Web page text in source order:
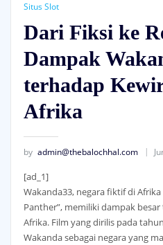
Situs Slot
Dari Fiksi ke
Dampak
terhadap
Afrika
by admin@thebalochhal.com
[ad_1]
Wakanda33, negara fiktif di
Panther”, memiliki dampak
Afrika. Film yang dirilis pada
Wakanda sebagai negara yang